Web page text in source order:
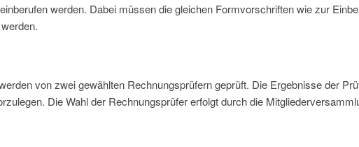
werden. Dabei müssen die gleichen Formvorschriften wie zur
von zwei gewählten Rechnungsprüfern geprüft. Die Ergebnisse der
Die Wahl der Rechnungsprüfer erfolgt durch die